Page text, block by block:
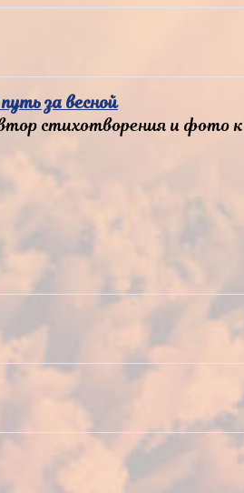
за весной
стихотворения и фото